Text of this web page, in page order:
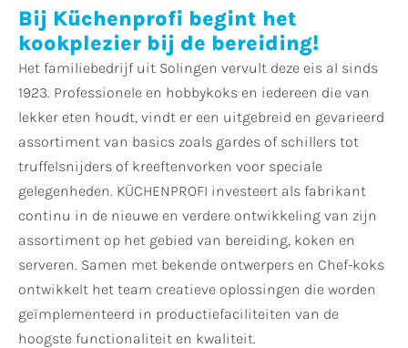
Bij Küchenprofi begint het
kookplezier bij de bereiding!
Het familiebedrijf uit Solingen vervult deze eis al sinds
1923. Professionele en hobbykoks en iedereen die van
lekker eten houdt, vindt er een uitgebreid en gevarieerd
assortiment van basics zoals gardes of schillers tot
truffelsnijders of kreeftenvorken voor speciale
gelegenheden. KÜCHENPROFI investeert als fabrikant
continu in de nieuwe en verdere ontwikkeling van zijn
assortiment op het gebied van bereiding, koken en
serveren. Samen met bekende ontwerpers en Chef-koks
ontwikkelt het team creatieve oplossingen die worden
geïmplementeerd in productiefaciliteiten van de
hoogste functionaliteit en kwaliteit.